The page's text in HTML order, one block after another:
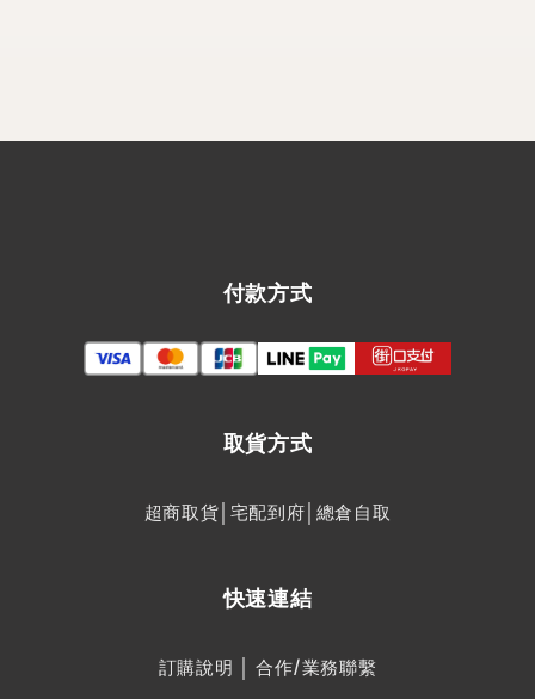
付款方式
取貨方式
超商取貨│宅配到府│總倉自取
快速連結
訂購說明 合作/業務聯繫